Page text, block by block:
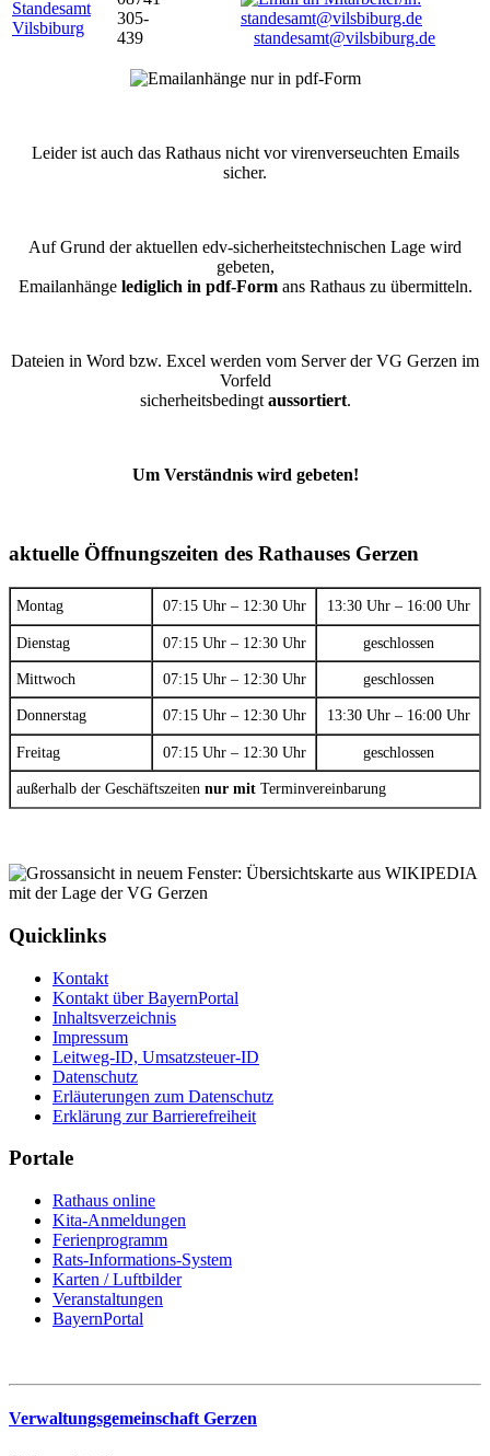
Standesamt
Vilsbiburg
305-
439
standesamt@vilsbiburg.de
Leider ist auch das Rathaus nicht vor virenverseuchten Emails
sicher.
Auf Grund der aktuellen edv-sicherheitstechnischen Lage wird
gebeten,
Emailanhänge lediglich in pdf-Formans Rathaus zu übermitteln.
Dateien in Word bzw. Excel werden vom Server der VG Gerzen im
Vorfeld
sicherheitsbedingt aussortiert.
Um Verständnis wird gebeten!
aktuelle Öffnungszeiten des Rathauses Gerzen
Montag 07:15 Uhr – 12:30 Uhr 13:30 Uhr – 16:00 Uhr
Dienstag 07:15 Uhr – 12:30 Uhr geschlossen
Mittwoch 07:15 Uhr – 12:30 Uhr geschlossen
Donnerstag 07:15 Uhr – 12:30 Uhr 13:30 Uhr – 16:00 Uhr
Freitag 07:15 Uhr – 12:30 Uhr geschlossen
außerhalb der Geschäftszeiten nur mit Terminvereinbarung
Quicklinks
Kontakt
Kontakt über BayernPortal
Inhaltsverzeichnis
Impressum
Leitweg-ID, Umsatzsteuer-ID
Datenschutz
Erläuterungen zum Datenschutz
Erklärung zur Barrierefreiheit
Portale
Rathaus online
Kita-Anmeldungen
Ferienprogramm
Rats-Informations-System
Karten / Luftbilder
Veranstaltungen
BayernPortal
Verwaltungsgemeinschaft Gerzen